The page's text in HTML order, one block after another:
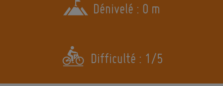
Dénivelé : 0 m
Difficulté : 1/5